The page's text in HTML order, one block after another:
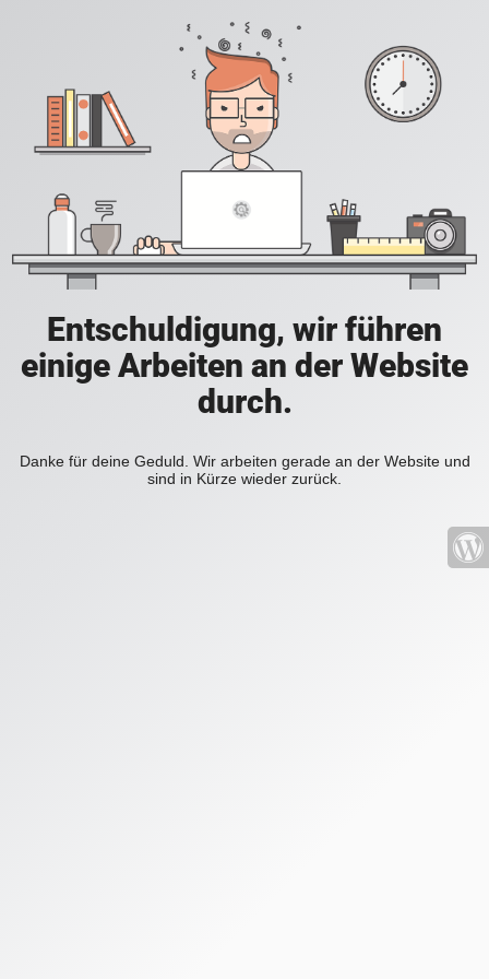
Entschuldigung, wir führen
einige Arbeiten an der Website
durch.
Danke für deine Geduld. Wir arbeiten gerade an der Website und
sind in Kürze wieder zurück.